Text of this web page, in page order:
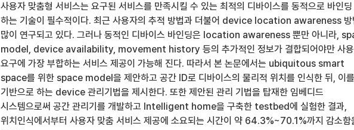
사용자 맞춤형 서비스는 요구된 서비스를 만족시킬 수 있는 최적의 디바이스를 동적으로 바인딩
하는 기술이 필수적이다. 최근 사용자의 추적 방법과 더불어 device location awareness 방
많이 연구되고 있다. 그러나 동적인 디바이스 바인딩은 location awareness 뿐만 아니라,
model, device availability, movement history 등의 추가적인 정보가 결합되어야만 사용
요구에 가장 부합하는 서비스 제공이 가능해 진다. 따라서 본 논문에서는 ubiquitous smart
space를 위한 space model을 제안하고 공간 ID로 디바이스의 물리적 위치를 인식한 뒤, 이를
기반으로 하는 device 관리기법을 제시한다. 또한 제안된 관리 기법을 탑재한 임베디드
시스템으로써 공간 관리기를 개발하고 Intelligent home을 구축한 testbed에 실험한 결과,
위치인식에서부터 사용자 맞춤 서비스 제공에 소요되는 시간이 약 64.3%~70.1%까지 감소함